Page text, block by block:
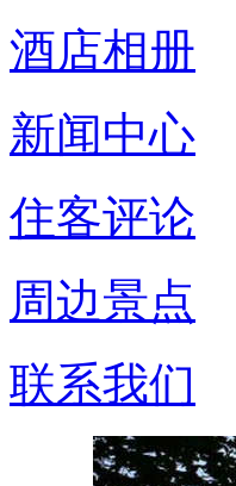
酒店相册
新闻中心
住客评论
周边景点
联系我们